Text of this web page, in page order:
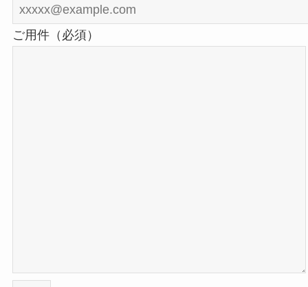
ご用件（必須）